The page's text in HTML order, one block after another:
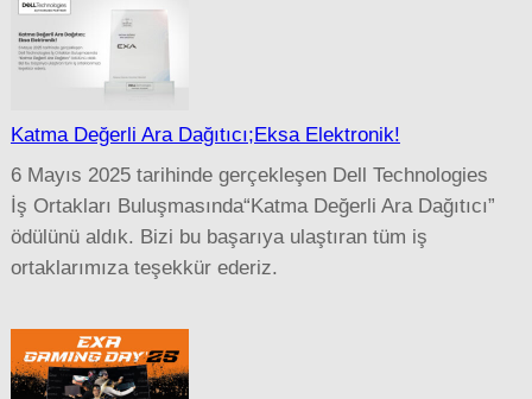
Katma Değerli Ara Dağıtıcı;Eksa Elektronik!
6 Mayıs 2025 tarihinde gerçekleşen Dell Technologies
İş Ortakları Buluşmasında“Katma Değerli Ara Dağıtıcı”
ödülünü aldık. Bizi bu başarıya ulaştıran tüm iş
ortaklarımıza teşekkür ederiz.